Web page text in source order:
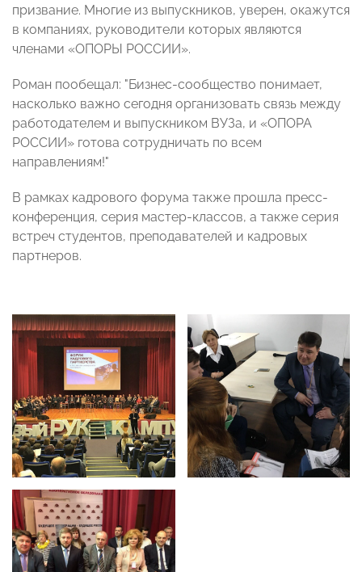
призвание. Многие из выпускников, уверен, окажутся
в компаниях, руководители которых являются
членами «ОПОРЫ РОССИИ».
Роман пообещал: "Бизнес-сообщество понимает,
насколько важно сегодня организовать связь между
работодателем и выпускником ВУЗа, и «ОПОРА
РОССИИ» готова сотрудничать по всем
направлениям!"
В рамках кадрового форума также прошла пресс-
конференция, серия мастер-классов, а также серия
встреч студентов, преподавателей и кадровых
партнеров.